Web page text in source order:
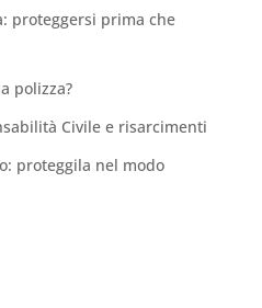
proteggersi prima che
polizza?
Civile e risarcimenti
proteggila nel modo